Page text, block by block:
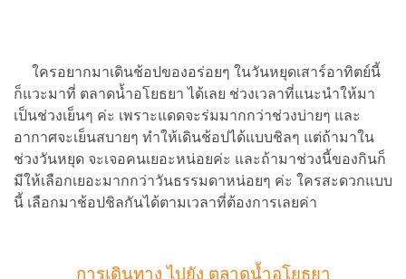
ใครอยากมาเดินช้อปของอร่อยๆ ในวันหยุดเสาร์อาทิตย์นี้
ก็แวะมาที่ ตลาดน้ำอโยธยา ได้เลย ช่วงเวลาที่แนะนำให้มา
เป็นช่วงเย็นๆ ค่ะ เพราะแดดจะร่มมากกว่าช่วงบ่ายๆ และ
อากาศจะเย็นสบายๆ ทำให้เดินช้อปได้แบบชิลๆ แต่ถ้ามาใน
ช่วงวันหยุด จะเจอคนเยอะหน่อยค่ะ และถ้ามาช่วงนี้ของกินก็
มีให้เลือกเยอะมากกว่าวันธรรมดาหน่อยๆ ค่ะ ใครสะดวกแบบ
นี้ เลือกมาช้อปชิลกันได้ตามเวลาที่ต้องการเลยค่า
การเดินทาง ไปยัง ตลาดน้ำอโยธยา